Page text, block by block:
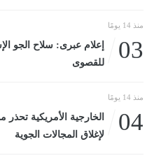
منذ 14 يومًا
03
إعلام عبرى: سلاح الجو
للقصوى
منذ 14 يومًا
04
الخارجية الأمريكية
لإغلاق المجالات الجوية